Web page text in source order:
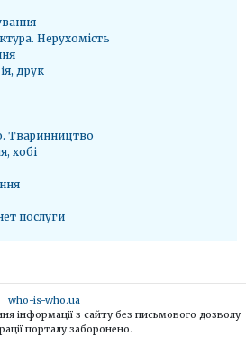
Нерухомість
друк
Тваринництво
хобі
послуги
who-is-who.ua
інформації з сайту без письмового дозволу
порталу заборонено.